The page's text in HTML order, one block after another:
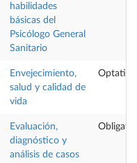
habilidades
básicas del
Psicólogo General
Sanitario
Envejecimiento,
salud y calidad de
vida
Optativa
Evaluación,
diagnóstico y
análisis de casos